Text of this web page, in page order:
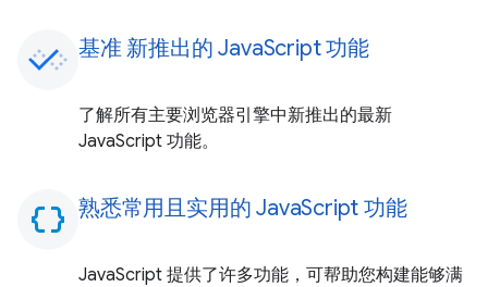
基准 新推出的 JavaScript 功能
了解所有主要浏览器引擎中新推出的最新
JavaScript 功能。
data_object 熟悉常用且实用的 JavaScript 功能
JavaScript 提供了许多功能，可帮助您构建能够满